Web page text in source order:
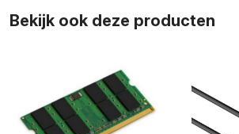
Bekijk ook deze producten